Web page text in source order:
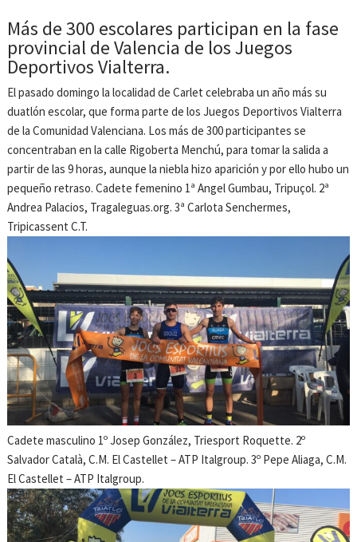
Más de 300 escolares participan en la fase
provincial de Valencia de los Juegos
Deportivos Vialterra.
El pasado domingo la localidad de Carlet celebraba un año más su
duatlón escolar, que forma parte de los Juegos Deportivos Vialterra
de la Comunidad Valenciana. Los más de 300 participantes se
concentraban en la calle Rigoberta Menchú, para tomar la salida a
partir de las 9 horas, aunque la niebla hizo aparición y por ello hubo un
pequeño retraso. Cadete femenino 1ª Angel Gumbau, Tripuçol. 2ª
Andrea Palacios, Tragaleguas.org. 3ª Carlota Senchermes,
Tripicassent C.T.
Cadete masculino 1º Josep González, Triesport Roquette. 2º
Salvador Català, C.M. El Castellet – ATP Italgroup. 3º Pepe Aliaga, C.M.
El Castellet – ATP Italgroup.